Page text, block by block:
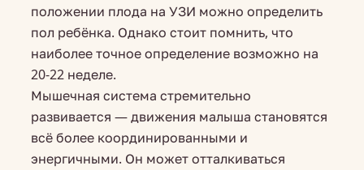
положении плода на УЗИ можно определить
пол ребёнка. Однако стоит помнить, что
наиболее точное определение возможно на
20-22 неделе.
Мышечная система стремительно
развивается — движения малыша становятся
всё более координированными и
энергичными. Он может отталкиваться